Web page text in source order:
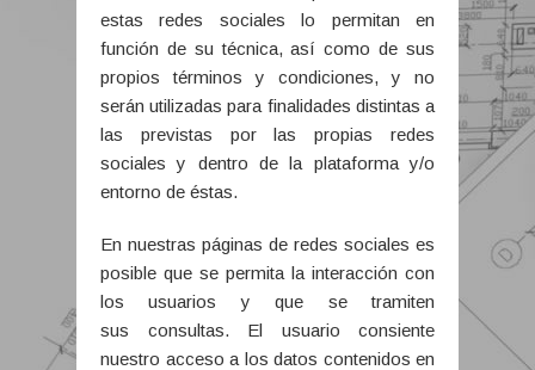
estas redes sociales lo permitan en
función de su técnica, así como de sus
propios términos y condiciones, y no
serán utilizadas para finalidades distintas a
las previstas por las propias redes
sociales y dentro de la plataforma y/o
entorno de éstas.
En nuestras páginas de redes sociales es
posible que se permita la interacción con
los usuarios y que se tramiten
sus consultas. El usuario consiente
nuestro acceso a los datos contenidos en